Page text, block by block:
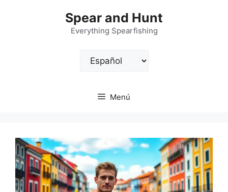
Spear and Hunt
Everything Spearfishing
Elegir
Menú